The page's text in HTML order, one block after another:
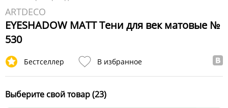
ARTDECO
EYESHADOW MATT Тени для век матовые №
530
Бестселлер В избранное
Выберите свой товар (23)